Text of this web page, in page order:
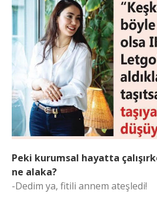
Peki kurumsal hayatta
ne alaka?
-Dedim ya, fitili annem ateşledi!